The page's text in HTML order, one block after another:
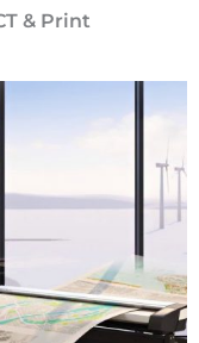
& Print